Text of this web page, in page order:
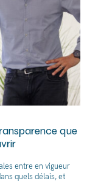
que
entre en vigueur
quels délais, et